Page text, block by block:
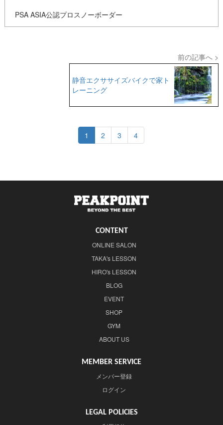
PSA ASIA公認プロスノーボーダー
前の記事へ >
静音エクササイズバイクで家ト
レーニング
1 2 3 4
CONTENT
ONLINE SALON
TAKA's LESSON
HIRO's LESSON
BLOG
EVENT
SHOP
GYM
ABOUT US
MEMBER SERVICE
メンバー登録
ログイン
LEGAL POLICIES